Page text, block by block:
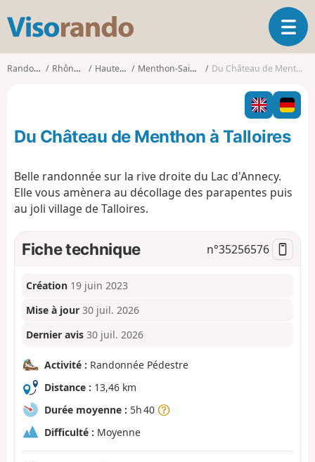
s
o
o
O
u
i
r
l
a
i
t
Randonnées Rhône-Alpes Haute-Savoie Menthon-Saint-Bernard Du Château de Menthon à Talloires
Du Château de Menthon à Talloires
Belle randonnée sur la rive droite du Lac d'Annecy.
Elle vous amènera au décollage des parapentes puis
au joli village de Talloires.
Fiche technique n°35256576
Création 19 juin 2023
Mise à jour 30 juil. 2026
Dernier avis 30 juil. 2026
Activité : Randonnée Pédestre
Distance : 13,46 km
Durée moyenne : 5h 40
Difficulté : Moyenne